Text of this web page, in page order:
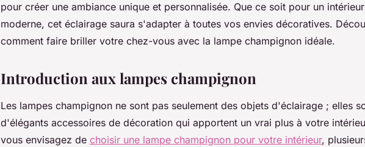
pour créer une ambiance unique et personnalisée. Que ce soit pour un
moderne, cet éclairage saura s'adapter à toutes vos envies décoratives.
comment faire briller votre chez-vous avec la lampe champignon idéale.
Introduction aux lampes champignon
Les lampes champignon ne sont pas seulement des objets d'éclairage ; elles
d'élégants accessoires de décoration qui apportent un vrai plus à votre
vous envisagez de choisir une lampe champignon pour votre intérieur,